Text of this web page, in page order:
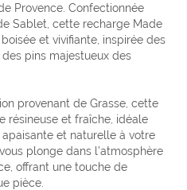
Provence. Confectionnée
Sablet, cette recharge Made
et vivifiante, inspirée des
pins majestueux des
provenant de Grasse, cette
résineuse et fraîche, idéale
et naturelle à votre
plonge dans l’atmosphère
offrant une touche de
pièce.